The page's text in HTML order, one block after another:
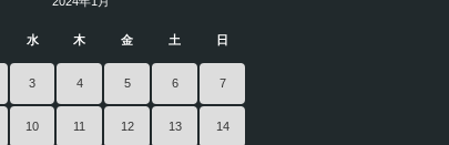
水 木 金 土 日
3 4 5 6 7
10 11 12 13 14